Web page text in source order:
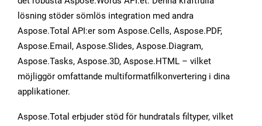
lösning stöder sömlös integration med andra
Aspose.Total API:er som Aspose.Cells, Aspose.PDF,
Aspose.Email, Aspose.Slides, Aspose.Diagram,
Aspose.Tasks, Aspose.3D, Aspose.HTML – vilket
möjliggör omfattande multiformatfilkonvertering i dina
applikationer.
Aspose.Total erbjuder stöd för hundratals filtyper, vilket